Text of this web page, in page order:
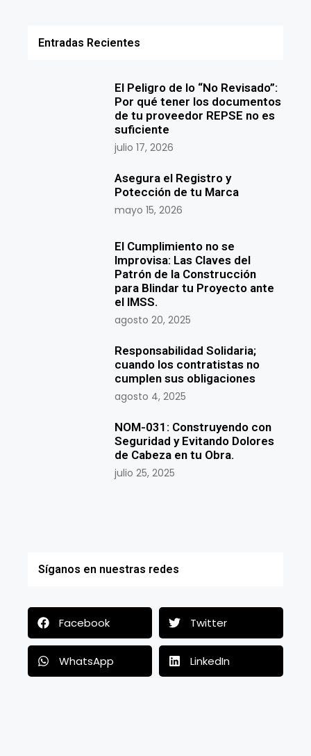
Entradas Recientes
El Peligro de lo “No Revisado”:
Por qué tener los documentos
de tu proveedor REPSE no es
suficiente
julio 17, 2026
Asegura el Registro y
Potección de tu Marca
mayo 15, 2026
El Cumplimiento no se
Improvisa: Las Claves del
Patrón de la Construcción
para Blindar tu Proyecto ante
el IMSS.
agosto 20, 2025
Responsabilidad Solidaria;
cuando los contratistas no
cumplen sus obligaciones
agosto 4, 2025
NOM-031: Construyendo con
Seguridad y Evitando Dolores
de Cabeza en tu Obra.
julio 25, 2025
Síganos en nuestras redes
Facebook Twitter
WhatsApp LinkedIn